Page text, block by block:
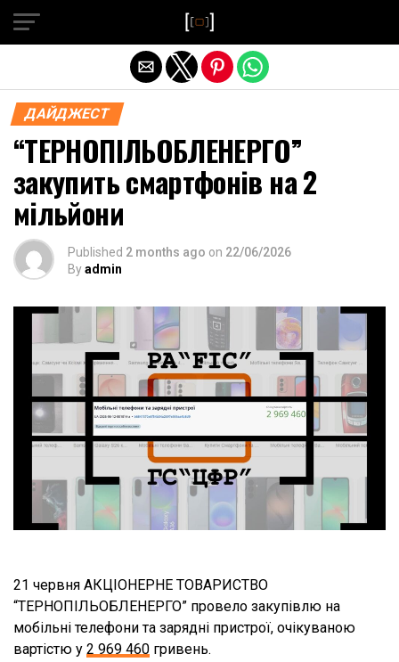
ДАЙДЖЕСТ
“ТЕРНОПІЛЬОБЛЕНЕРГО”
закупить смартфонів на 2
мільйони
Published 2 months ago on 22/06/2026
Byadmin
21 червня АКЦІОНЕРНЕ ТОВАРИСТВО
“ТЕРНОПІЛЬОБЛЕНЕРГО” провело закупівлю на
мобільні телефони та зарядні пристрої, очікуваною
вартістю у 2 969 460 гривень.
Exit mobile version